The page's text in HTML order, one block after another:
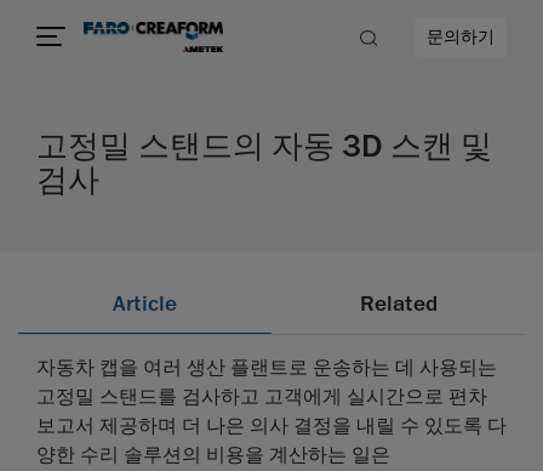
문의하기
고정밀 스탠드의 자동 3D 스캔 및
검사
Article Related
자동차 캡을 여러 생산 플랜트로 운송하는 데 사용되는
고정밀 스탠드를 검사하고 고객에게 실시간으로 편차
보고서 제공하며 더 나은 의사 결정을 내릴 수 있도록 다
양한 수리 솔루션의 비용을 계산하는 일은